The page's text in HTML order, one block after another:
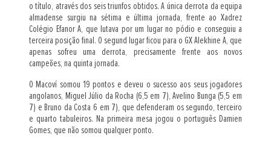
o título, através dos seis triunfos obtidos. A única derrota da equipa
almadense surgiu na sétima e última jornada, frente ao Xadrez
Colégio Efanor A, que lutava por um lugar no pódio e conseguiu a
terceira posição final. O segund lugar ficou para o GX Alekhine A, que
apenas sofreu uma derrota, precisamente frente aos novos
campeões, na quinta jornada.
O Macoví somou 19 pontos e deveu o sucesso aos seus jogadores
angolanos, Miguel Júlio da Rocha (6,5 em 7), Avelino Bunga (5,5 em
7) e Bruno da Costa 6 em 7), que defenderam os segundo, terceiro
e quarto tabuleiros. Na primeira mesa jogou o português Damien
Gomes, que não somou qualquer ponto.